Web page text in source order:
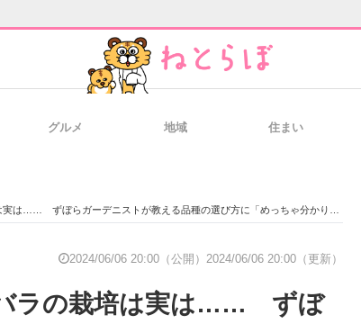
経営リーダ
グルメ 地域 住まい
らガーデニストが教える品種の選び方に「めっちゃ分かります」「バラのイメージ覆りました！」
2024/06/06 20:00（公開） 2024/06/06 20:00（更新）
バラの栽培は実は…… ずぼ